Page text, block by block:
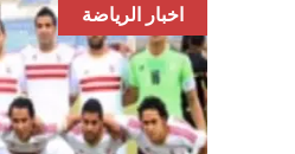
اخبار الرياضة